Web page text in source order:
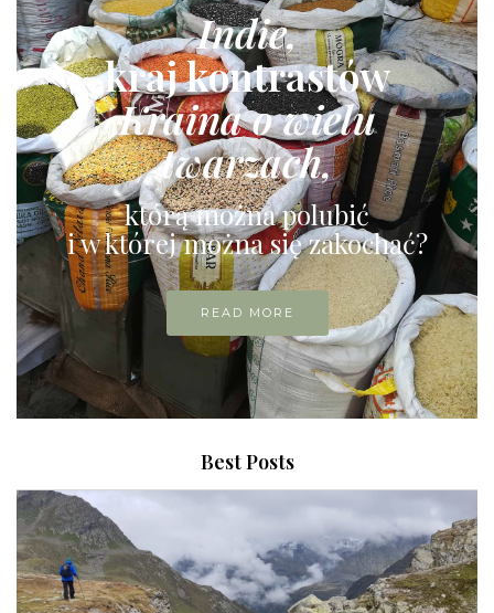
Indie,
kraj kontrastów
Kraina o wielu
twarzach,
którą można polubić
i w której można się zakochać?
READ MORE
Best Posts